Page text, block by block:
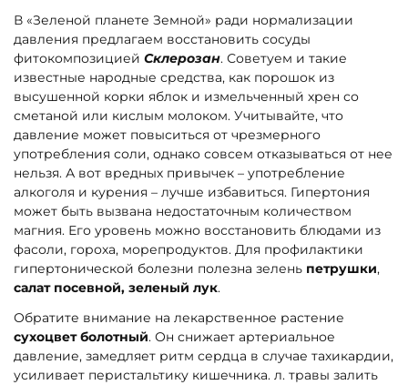
В «Зеленой планете Земной» ради нормализации
давления предлагаем восстановить сосуды
фитокомпозицией Склерозан. Советуем и такие
известные народные средства, как порошок из
высушенной корки яблок и измельченный хрен со
сметаной или кислым молоком. Учитывайте, что
давление может повыситься от чрезмерного
употребления соли, однако совсем отказываться от нее
нельзя. А вот вредных привычек – употребление
алкоголя и курения – лучше избавиться. Гипертония
может быть вызвана недостаточным количеством
магния. Его уровень можно восстановить блюдами из
фасоли, гороха, морепродуктов. Для профилактики
гипертонической болезни полезна зелень петрушки,
салат посевной, зеленый лук.
Обратите внимание на лекарственное растение
сухоцвет болотный. Он снижает артериальное
давление, замедляет ритм сердца в случае тахикардии,
усиливает перистальтику кишечника. л. травы залить